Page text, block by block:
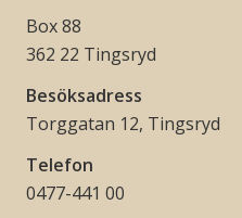
Box 88
362 22 Tingsryd
Besöksadress
Torggatan 12, Tingsryd
Telefon
0477-441 00